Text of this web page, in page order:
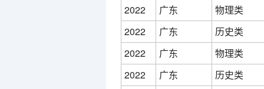
2022
广东
物理类
2022
广东
历史类
2022
广东
物理类
2022
广东
历史类